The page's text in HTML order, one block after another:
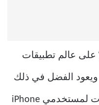
لقد سيطر تطبيق WhatsApp على عالم تطبيقات
ويعود الفضل في ذلك
إلى العدد المتزايد من الميزات لمستخدمي iPhone